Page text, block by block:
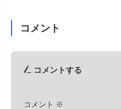
コメント
コメントする
コメント ※